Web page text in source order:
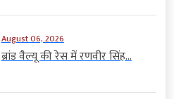
August 06, 2026
ब्रांड वैल्यू की रेस में रणवीर सिंह...